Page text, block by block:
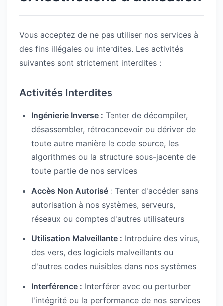
Vous acceptez de ne pas utiliser nos services à
des fins illégales ou interdites. Les activités
suivantes sont strictement interdites :
Activités Interdites
Ingénierie Inverse : Tenter de décompiler,
désassembler, rétroconcevoir ou dériver de
toute autre manière le code source, les
algorithmes ou la structure sous-jacente de
toute partie de nos services
Accès Non Autorisé : Tenter d'accéder sans
autorisation à nos systèmes, serveurs,
réseaux ou comptes d'autres utilisateurs
Utilisation Malveillante : Introduire des virus,
des vers, des logiciels malveillants ou
d'autres codes nuisibles dans nos systèmes
Interférence : Interférer avec ou perturber
l'intégrité ou la performance de nos services